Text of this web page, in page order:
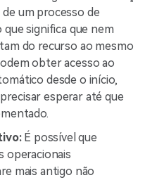
um processo de
significa que nem
do recurso ao mesmo
obter acesso ao
desde o início,
esperar até que
É possível que
operacionais
mais antigo não